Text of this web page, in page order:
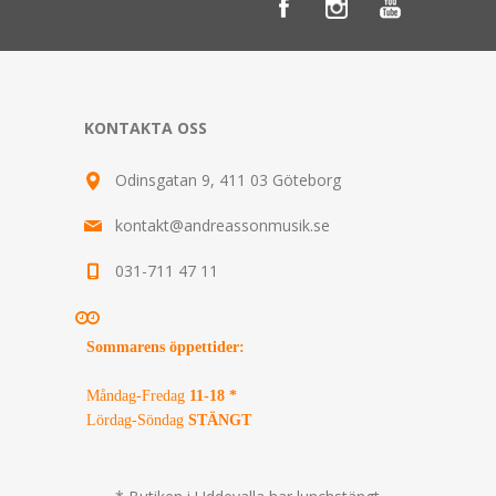
KONTAKTA OSS
Odinsgatan 9, 411 03 Göteborg
kontakt@andreassonmusik.se
031-711 47 11
Sommarens öppettider:
Måndag-Fredag 11-18 *
Lördag-Söndag STÄNGT